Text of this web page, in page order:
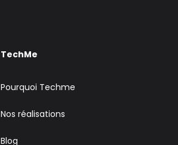
TechMe
Pourquoi Techme
Nos réalisations
Blog